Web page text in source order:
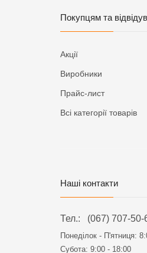
Покупцям та
Акції
Виробники
Прайс-лист
Всі категорії товарів
Наші контакти
Тел.: (067) 707-50-
Понеділок - П'ятниця:
Субота: 9:00 - 18:00